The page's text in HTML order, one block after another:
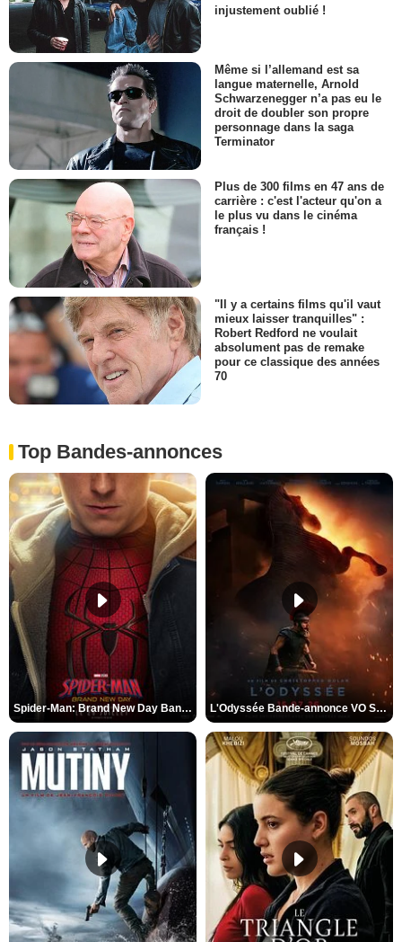
injustement oublié !
Même si l’allemand est sa
langue maternelle, Arnold
Schwarzenegger n’a pas eu le
droit de doubler son propre
personnage dans la saga
Terminator
Plus de 300 films en 47 ans de
carrière : c'est l'acteur qu'on a
le plus vu dans le cinéma
français !
"Il y a certains films qu'il vaut
mieux laisser tranquilles" :
Robert Redford ne voulait
absolument pas de remake
pour ce classique des années
70
Top Bandes-annonces
Spider-Man: Brand New Day Bande-annonce VO STFR L'Odyssée Bande-annonce VO STFR